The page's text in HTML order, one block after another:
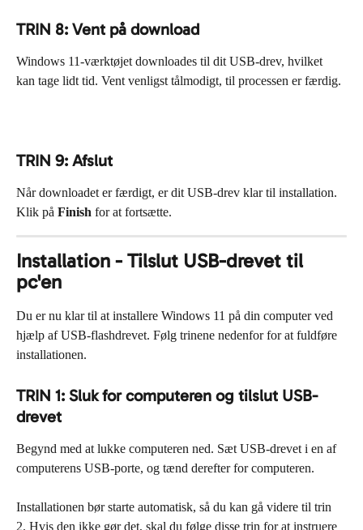
TRIN 8: Vent på download
Windows 11-værktøjet downloades til dit USB-drev, hvilket
kan tage lidt tid. Vent venligst tålmodigt, til processen er færdig.
TRIN 9: Afslut
Når downloadet er færdigt, er dit USB-drev klar til installation.
Klik på Finish for at fortsætte.
Installation - Tilslut USB-drevet til
pc'en
Du er nu klar til at installere Windows 11 på din computer ved
hjælp af USB-flashdrevet. Følg trinene nedenfor for at fuldføre
installationen.
TRIN 1: Sluk for computeren og tilslut USB-
drevet
Begynd med at lukke computeren ned. Sæt USB-drevet i en af
computerens USB-porte, og tænd derefter for computeren.
Installationen bør starte automatisk, så du kan gå videre til trin
2. Hvis den ikke gør det, skal du følge disse trin for at instruere